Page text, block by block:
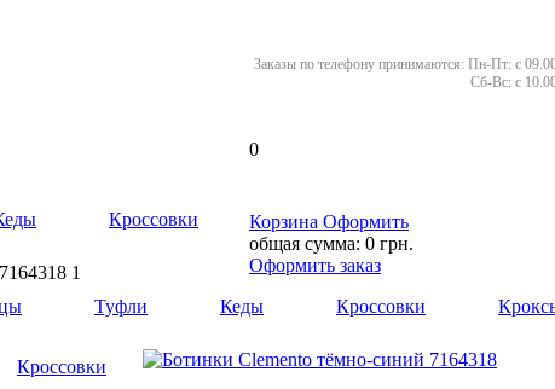
Заказы по телефону принимаются: Пн-Пт: с
Сб-Вс: с
0
Корзина Оформить
общая сумма: 0 грн.
Оформить заказ
Кроссовки
Туфли Кеды Кроссовки
Кроссовки
7164318 1